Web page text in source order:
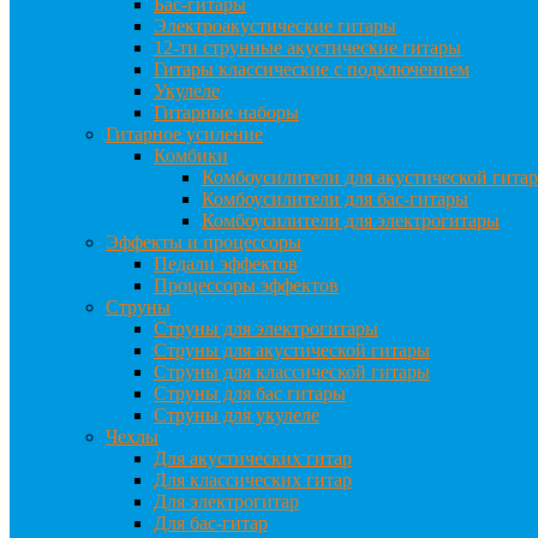
Бас-гитары
Электроакустические гитары
12-ти струнные акустические гитары
Гитары классические с подключением
Укулеле
Гитарные наборы
Гитарное усиление
Комбики
Комбоусилители для акустической
Комбоусилители для бас-гитары
Комбоусилители для электрогитары
Эффекты и процессоры
Педали эффектов
Процессоры эффектов
Струны
Струны для электрогитары
Струны для акустической гитары
Струны для классической гитары
Струны для бас гитары
Струны для укулеле
Чехлы
Для акустических гитар
Для классических гитар
Для электрогитар
Для бас-гитар